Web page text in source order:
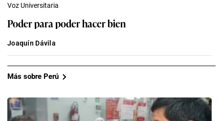
Voz Universitaria
Poder para poder hacer bien
Joaquín Dávila
Más sobre Perú